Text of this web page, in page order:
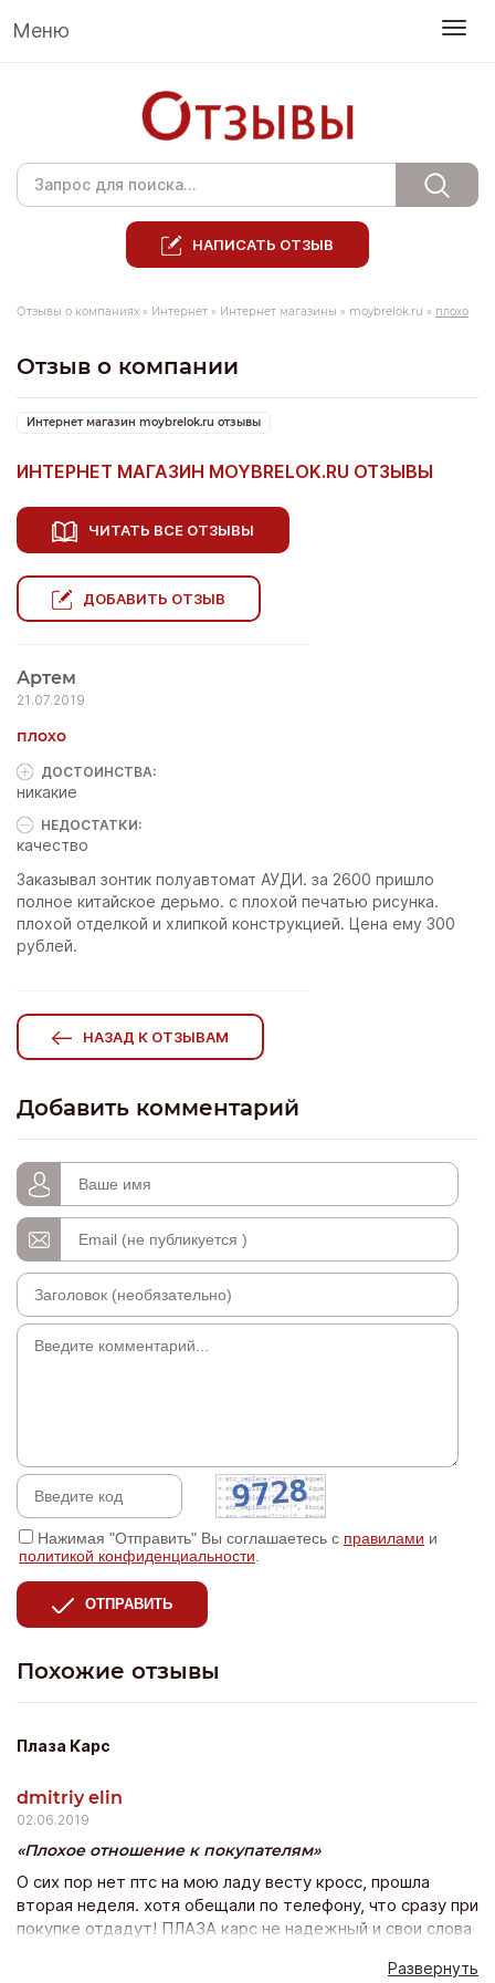
Меню
НАПИСАТЬ ОТЗЫВ
Отзывы о компаниях » Интернет » Интернет магазины » moybrelok.ru » плохо
Отзыв о компании
Интернет магазин moybrelok.ru отзывы
ИНТЕРНЕТ МАГАЗИН MOYBRELOK.RU ОТЗЫВЫ
ЧИТАТЬ ВСЕ ОТЗЫВЫ
ДОБАВИТЬ ОТЗЫВ
Артем
21.07.2019
плохо
ДОСТОИНCТВА:
никакие
НЕДОСТАТКИ:
качество
Заказывал зонтик полуавтомат АУДИ. за 2600 пришло
полное китайское дерьмо. с плохой печатью рисунка.
плохой отделкой и хлипкой конструкцией. Цена ему 300
рублей.
НАЗАД К ОТЗЫВАМ
Добавить комментарий
Нажимая "Отправить" Вы соглашаетесь с правилами и
политикой конфиденциальности
ОТПРАВИТЬ
Похожие отзывы
Плаза Карс
dmitriy elin
02.06.2019
Плохое отношение к покупателям
О сих пор нет птс на мою ладу весту кросс, прошла
вторая неделя. хотя обещали по телефону, что сразу при
покупке отдадут! ПЛАЗА карс не надежный и свои слова
отношение персоанала к покупателям, как будтоРазвернуть